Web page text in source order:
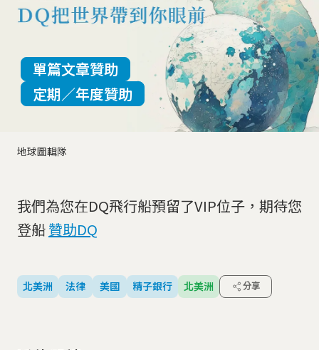
地球圖輯隊
單篇文章贊助
定期／年度贊助
我們為您在DQ飛行船預留了VIP位子，期待您
登船贊助DQ
北美洲 法律 美國 精子銀行 北美洲 分享